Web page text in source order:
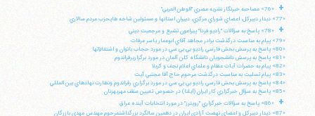
+
«76» مصاحبه خبرنگار نشريه مصري "الوطن العربي"
«77» ديدار دبيركل، اعضاي شوراي مركزي، دبيران استانها و مسئولين شاخه هايحزب مردم سالاري
+
«78» پاسخ به سؤالات "راديو فردا" پيرامون تشيع و مرجعيت ديني
«79» پيام به مناسبت درگذشت برادر مجاهد آقاي ابوعمار ياسر عرفات
«80» پاسخ به پرسش بخش فارسي راديو بي بي سي در مورد حجاب بانوان و اشتغالآنها
«81» پاسخ به پرسش دانشجويان دانشگاه كلن آلمان در مورد برگزاريرفراندوم
«82» پيام به حضرات آيات عظام و علماي اعلام نجف و كربلا
«83» پيام تسليت به مناسبت درگذشت مرحوم حاج آقا مجتبي آيت
«84» پاسخ به پرسش بخش فارسي راديو بي بي سي در مورد برگزاري رفراندوم ونظارت نهادهاي بين المللي
«85» پاسخ به سؤال خبرگزاري كار ايران (ايلنا) در خصوص تعيين سقف مهريهزنان
+
«86» پاسخ به سؤالات خبرگزاري "رويترز" در مورد انتخابات آينده عراق
«87» ديدار دبيركل و اعضاي نهضت آزادي ايران در دهمين سالگرد بزرگداشتمرحوم مهندس مهدي بازرگان